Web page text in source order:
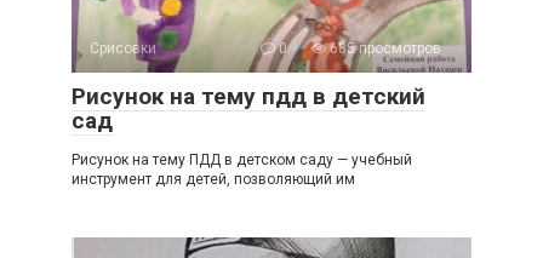
Срисовки 0 635 просмотров
Рисунок на тему пдд в детский
сад
Рисунок на тему ПДД в детском саду — учебный
инструмент для детей, позволяющий им